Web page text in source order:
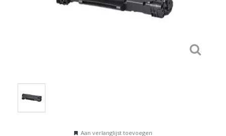
Aan verlanglijst toevoegen